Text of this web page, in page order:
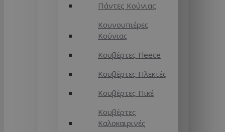
Πάντες Κούνιας
Κουνουπιέρες
Κούνιας
Κουβέρτες Fleece
Κουβέρτες Πλεκτές
Κουβέρτες Πικέ
Κουβέρτες
Καλοκαιρινές